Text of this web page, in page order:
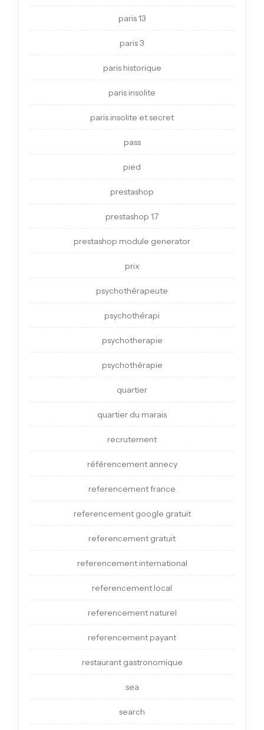
paris 13
paris 3
paris historique
paris insolite
paris insolite et secret
pass
pied
prestashop
prestashop 1.7
prestashop module generator
prix
psychothérapeute
psychothérapi
psychotherapie
psychothérapie
quartier
quartier du marais
recrutement
référencement annecy
referencement france
referencement google gratuit
referencement gratuit
referencement international
referencement local
referencement naturel
referencement payant
restaurant gastronomique
sea
search